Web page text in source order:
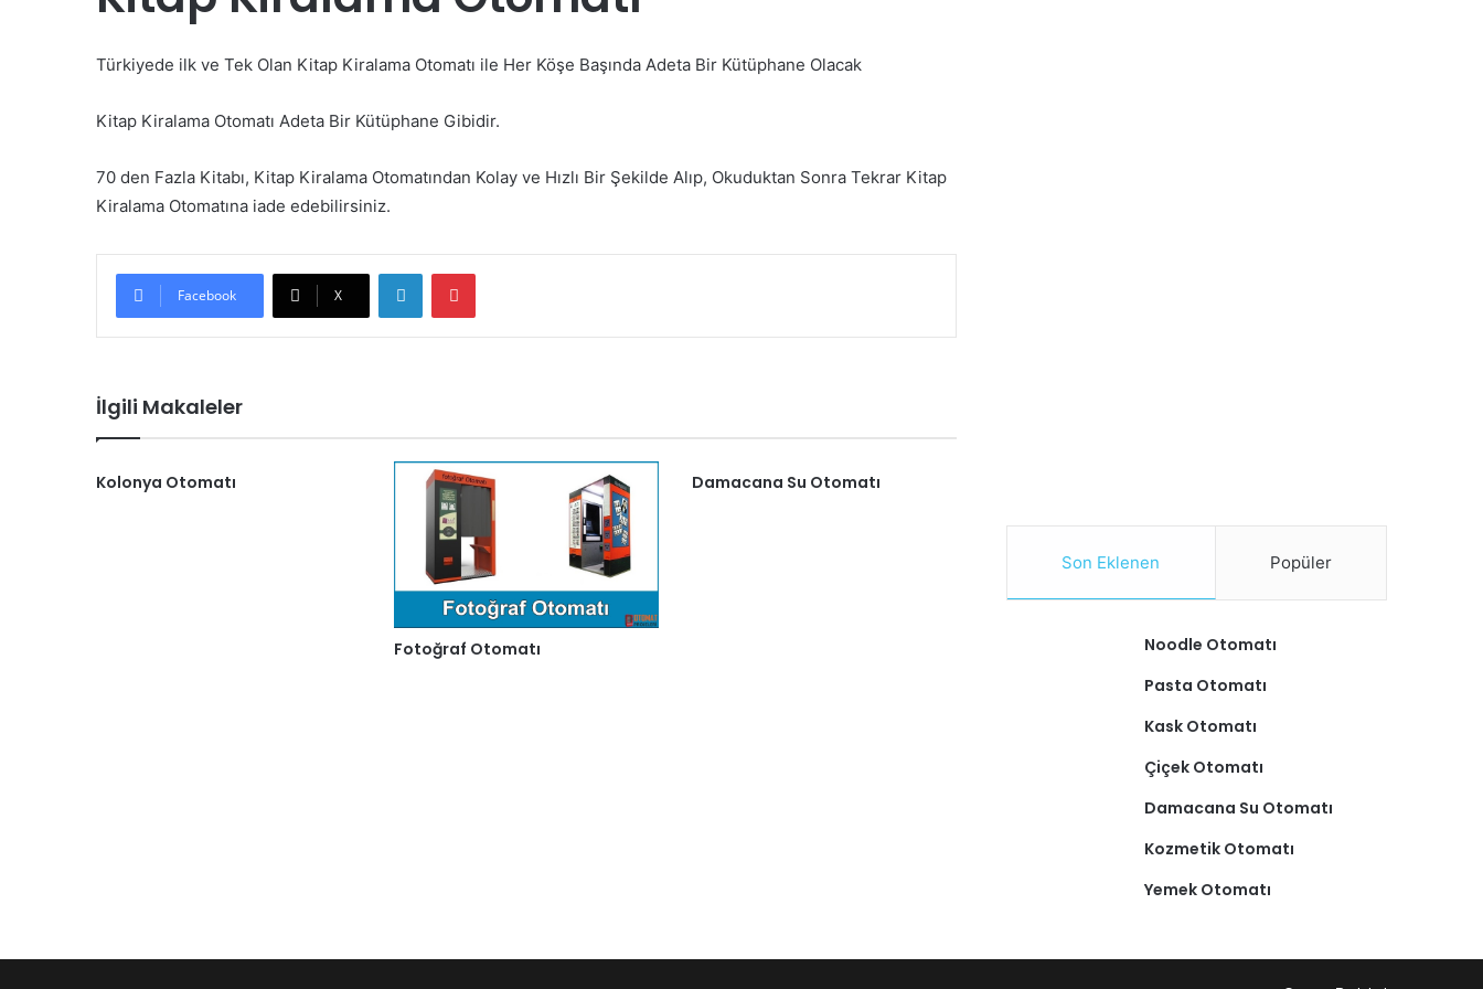
Türkiyede ilk ve Tek Olan Kitap Kiralama Otomatı ile Her Köşe Başında Adeta Bir Kütüphane Olacak
Kitap Kiralama Otomatı Adeta Bir Kütüphane Gibidir.
70 den Fazla Kitabı, Kitap Kiralama Otomatından Kolay ve Hızlı Bir Şekilde Alıp, Okuduktan Sonra Tekrar Kitap
Kiralama Otomatına iade edebilirsiniz.
Facebook X
LinkedInPinterest
İlgili Makaleler
Kolonya Otomatı
Fotoğraf Otomatı
Damacana Su Otomatı
Son Eklenen Popüler
Noodle Otomatı
Pasta Otomatı
Kask Otomatı
Çiçek Otomatı
Damacana Su Otomatı
Kozmetik Otomatı
Yemek Otomatı